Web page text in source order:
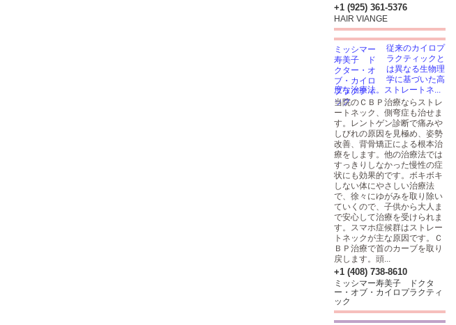
+1 (925) 361-5376
HAIR VIANGE
従来のカイロプ
ラクティックと
は異なる生物理
学に基づいた高
度な治療法。ストレートネ...
当院のＣＢＰ治療ならストレ
ートネック、側弯症も治せま
す。レントゲン診断で痛みや
しびれの原因を見極め、姿勢
改善、背骨矯正による根本治
療をします。他の治療法では
すっきりしなかった慢性の症
状にも効果的です。ボキボキ
しない体にやさしい治療法
で、徐々にゆがみを取り除い
ていくので、子供から大人ま
で安心して治療を受けられま
す。スマホ症候群はストレー
トネックが主な原因です。Ｃ
ＢＰ治療で首のカーブを取り
戻します。頭...
+1 (408) 738-8610
ミッシマー寿美子 ドクタ
ー・オブ・カイロプラクティ
ック